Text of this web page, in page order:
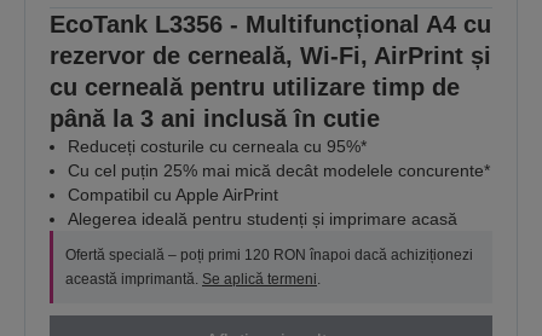
EcoTank L3356 - Multifuncțional A4 cu
rezervor de cerneală, Wi-Fi, AirPrint și
cu cerneală pentru utilizare timp de
până la 3 ani inclusă în cutie
Reduceți costurile cu cerneala cu 95%*
Cu cel puțin 25% mai mică decât modelele concurente*
Compatibil cu Apple AirPrint
Alegerea ideală pentru studenți și imprimare acasă
Ofertă specială – poți primi 120 RON înapoi dacă achiziționezi
această imprimantă. Se aplică termeni